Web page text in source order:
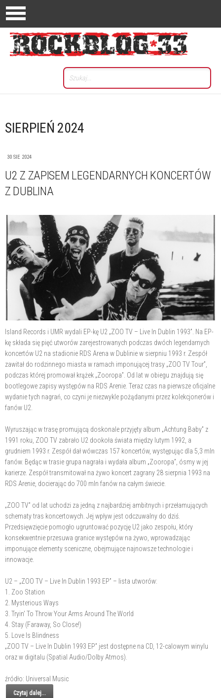
SIERPIEŃ 2024
30 SIE 2024
U2 Z ZAPISEM LEGENDARNYCH KONCERTÓW
Z DUBLINA
Island Records i UMR wydali EP-kę U2 „ZOO TV – Live In Dublin 1993”. Na EP-
kę składa się pięć utworów zarejestrowanych podczas dwóch legendarnych
koncertów U2 na stadionie RDS Arena w Dublinie w sierpniu 1993 r. Zespół
zawitał do rodzinnego miasta w ramach imponującej trasy „ZOO TV Tour”,
podczas której promował krążek „Zooropa”. Od lat w obiegu znajdują się
bootlegowe zapisy występów na RDS Arenie. Teraz czas na pierwsze oficjalne
wydanie tych nagrań, co czyni je niezwykle pożądanymi przez kolekcjonerów i
fanów U2.
Wyruszając w trasę promującą doskonale przyjęty album „Achtung Baby” z
1991 roku, ZOO TV zabrało U2 dookoła świata między lutym 1992, a
grudniem 1993 r. Zespół dał wówczas 157 koncertów, występując dla 5,3 mln
fanów. Będąc w trasie grupa nagrała i wydała album „Zooropa”, ósmy w jej
karierze. Zespół transmitował na żywo koncert zagrany 28 sierpnia 1993 na
RDS Arenie, docierając do 700 mln fanów na całym świecie.
„ZOO TV” od lat uchodzi za jedną z najbardziej ambitnych i przełamujących
schematy tras koncertowych. Jej wpływ jest odczuwalny do dziś.
Przedsięwzięcie pomogło ugruntować pozycję U2 jako zespołu, który
konsekwentnie przesuwa granice występów na żywo, wprowadzając
imponujące elementy sceniczne, obejmujące najnowsze technologie i
innowacje.
U2 – „ZOO TV – Live In Dublin 1993 EP” – lista utworów:
1. Zoo Station
2. Mysterious Ways
3. Tryin' To Throw Your Arms Around The World
4. Stay (Faraway, So Close!)
5. Love Is Blindness
„ZOO TV – Live In Dublin 1993 EP” jest dostępne na CD, 12-calowym winylu
oraz w digitalu (Spatial Audio/Dolby Atmos).
źródło: Universal Music
Czytaj dalej...